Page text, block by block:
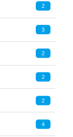
2
3
2
2
2
4